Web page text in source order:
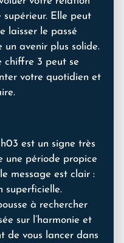
Elle peut
laisser le passé
un avenir plus solide.
chiffre 3 peut se
votre quotidien et
est un signe très
une période propice
message est clair :
superficielle.
à rechercher
sur l’harmonie et
de vous lancer dans